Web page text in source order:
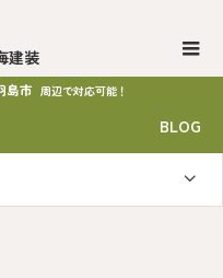
建装
島市 周辺で対応可能！
BLOG